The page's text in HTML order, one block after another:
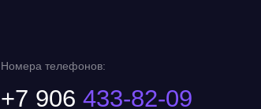
Номера телефонов:
+7 906433-82-09